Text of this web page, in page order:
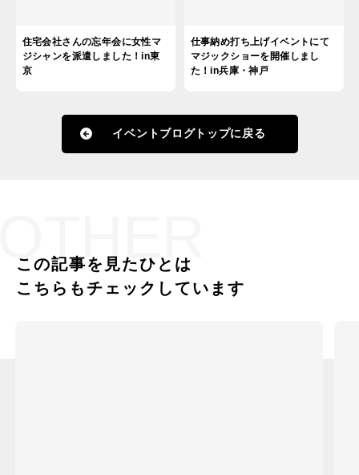
住宅会社さんの忘年会に女性マ
ジシャンを派遣しました！in東
京
仕事納め打ち上げイベントにて
マジックショーを開催しまし
た！in兵庫・神戸
イベントブログトップに戻る
この記事を見たひとは
こちらもチェックしています